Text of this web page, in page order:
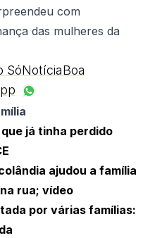
com
das mulheres da
SóNotíciaBoa
já tinha perdido
ajudou a família
rua; vídeo
por várias famílias: